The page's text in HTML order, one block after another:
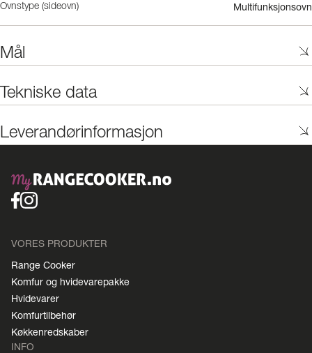
Ovnstype (sideovn) Multifunksjonsovn
Mål
Tekniske data
Leverandørinformasjon
VORES PRODUKTER
Range Cooker
Komfur og hvidevarepakke
Hvidevarer
Komfurtilbehør
Køkkenredskaber
INFO